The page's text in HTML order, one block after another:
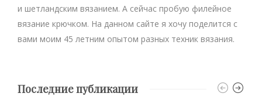
и шетландским вязанием. А сейчас пробую филейное
вязание крючком. На данном сайте я хочу поделится с
вами моим 45 летним опытом разных техник вязания.
Последние публикации